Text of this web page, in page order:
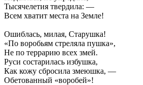
Тысячелетия твердила: —
Всем хватит места на Земле!
Ошиблась, милая, Старушка!
«По воробьям стреляла пушка»,
Не по террарию всех змей.
Руси состарилась избушка,
Как кожу сбросила змеюшка, —
Обетованный «воробей»!